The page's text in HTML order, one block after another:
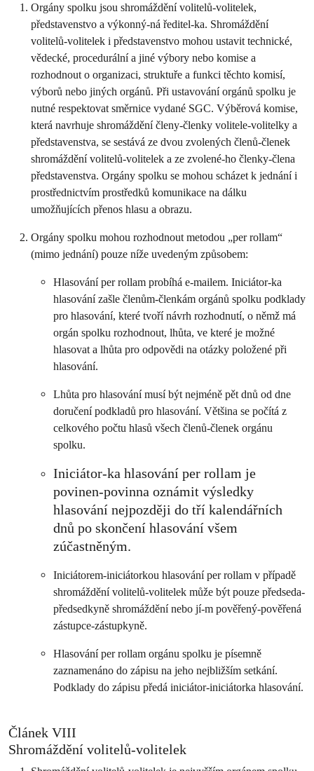
Orgány spolku jsou shromáždění volitelů-volitelek,
představenstvo a výkonný-ná ředitel-ka. Shromáždění
volitelů-volitelek i představenstvo mohou ustavit technické,
vědecké, procedurální a jiné výbory nebo komise a
rozhodnout o organizaci, struktuře a funkci těchto komisí,
výborů nebo jiných orgánů. Při ustavování orgánů spolku je
nutné respektovat směrnice vydané SGC. Výběrová komise,
která navrhuje shromáždění členy-členky volitele-volitelky a
představenstva, se sestává ze dvou zvolených členů-členek
shromáždění volitelů-volitelek a ze zvolené-ho členky-člena
představenstva. Orgány spolku se mohou scházet k jednání i
prostřednictvím prostředků komunikace na dálku
umožňujících přenos hlasu a obrazu.
Orgány spolku mohou rozhodnout metodou „per rollam“
(mimo jednání) pouze níže uvedeným způsobem:
Hlasování per rollam probíhá e-mailem. Iniciátor-ka
hlasování zašle členům-členkám orgánů spolku podklady
pro hlasování, které tvoří návrh rozhodnutí, o němž má
orgán spolku rozhodnout, lhůta, ve které je možné
hlasovat a lhůta pro odpovědi na otázky položené při
hlasování.
Lhůta pro hlasování musí být nejméně pět dnů od dne
doručení podkladů pro hlasování. Většina se počítá z
celkového počtu hlasů všech členů-členek orgánu
spolku.
Iniciátor-ka hlasování per rollam je
povinen-povinna oznámit výsledky
hlasování nejpozději do tří kalendářních
dnů po skončení hlasování všem
zúčastněným.
Iniciátorem-iniciátorkou hlasování per rollam v případě
shromáždění volitelů-volitelek může být pouze předseda-
předsedkyně shromáždění nebo jí-m pověřený-pověřená
zástupce-zástupkyně.
Hlasování per rollam orgánu spolku je písemně
zaznamenáno do zápisu na jeho nejbližším setkání.
Podklady do zápisu předá iniciátor-iniciátorka hlasování.
Článek VIII
Shromáždění volitelů-volitelek